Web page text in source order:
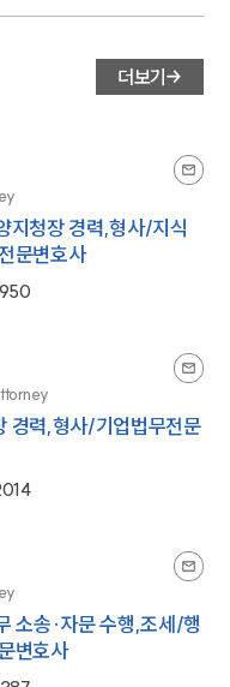
더보기
지청장 경력,형사/지식
문변호사
경력,형사/기업법무전문
소송·자문 수행,조세/행
변호사